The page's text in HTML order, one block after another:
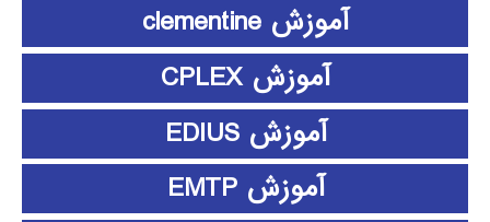
آموزش clementine
آموزش CPLEX
آموزش EDIUS
آموزش EMTP